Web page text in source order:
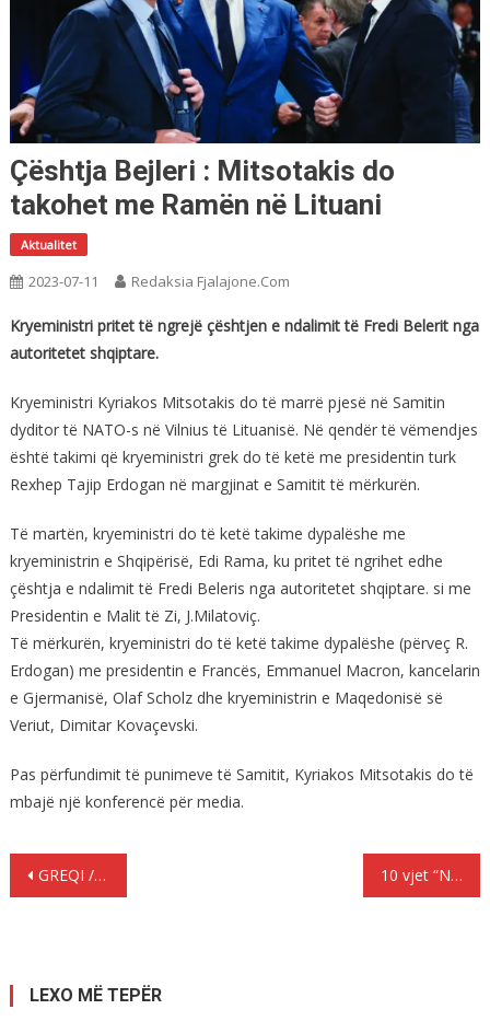
Çështja Bejleri : Mitsotakis do
takohet me Ramën në Lituani
Aktualitet
2023-07-11 Redaksia Fjalajone.com
Kryeministri pritet të ngrejë çështjen e ndalimit të Fredi Belerit nga
autoritetet shqiptare.
Kryeministri Kyriakos Mitsotakis do të marrë pjesë në Samitin
dyditor të NATO-s në Vilnius të Lituanisë. Në qendër të vëmendjes
është takimi që kryeministri grek do të ketë me presidentin turk
Rexhep Tajip Erdogan në margjinat e Samitit të mërkurën.
Të martën, kryeministri do të ketë takime dypalëshe me
kryeministrin e Shqipërisë, Edi Rama, ku pritet të ngrihet edhe
çështja e ndalimit të Fredi Beleris nga autoritetet shqiptare. si me
Presidentin e Malit të Zi, J.Milatoviç.
Të mërkurën, kryeministri do të ketë takime dypalëshe (përveç R.
Erdogan) me presidentin e Francës, Emmanuel Macron, kancelarin
e Gjermanisë, Olaf Scholz dhe kryeministrin e Maqedonisë së
Veriut, Dimitar Kovaçevski.
Pas përfundimit të punimeve të Samitit, Kyriakos Mitsotakis do të
mbajë një konferencë për media.
Lëvizje
GREQI / Përleshje e egër me plagosje në burgjet e Avlonës midis shqiptarve, algjerianëve dhe romëve 10 vjet “Një brez, një rrugë”, bilanc pozitiv.
LEXO MË TEPËR